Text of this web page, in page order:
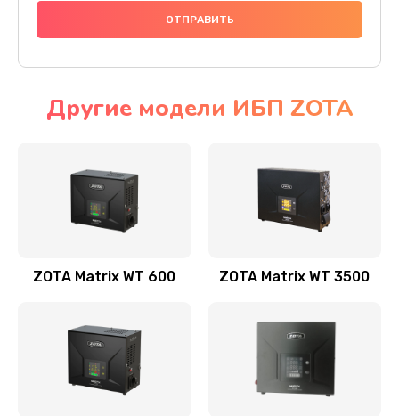
Другие модели ИБП ZOTA
ZOTA Matrix WT 600 ZOTA Matrix WT 3500